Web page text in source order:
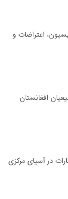
اعتراضات و
افغانستان
در آسیای مرکزی